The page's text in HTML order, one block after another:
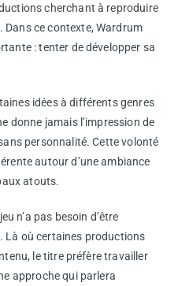
cherchant à reproduire
Dans ce contexte, Wardrum
: tenter de développer sa
idées à différents genres
donne jamais l’impression de
personnalité. Cette volonté
autour d’une ambiance
atouts.
n’a pas besoin d’être
Là où certaines productions
le titre préfère travailler
approche qui parlera